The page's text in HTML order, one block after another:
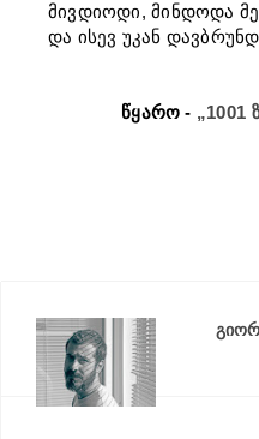
მივდიოდი, მინდოდა
და ისევ უკან
წყარო - „1001